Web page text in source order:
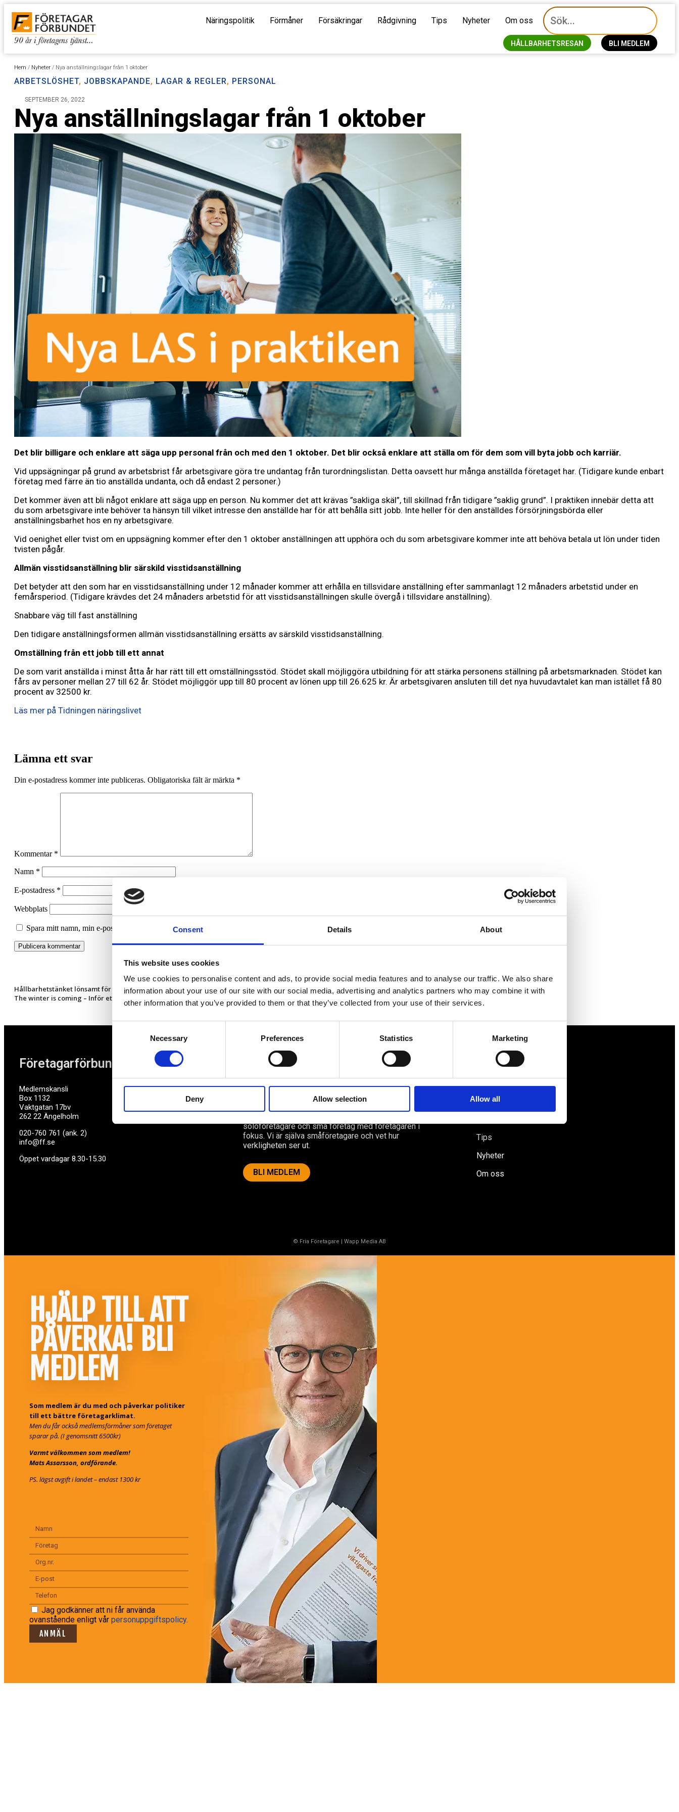
Consent Details About
This website uses cookies
We use cookies to personalise content and ads, to provide social media features and to analyse our traffic. We also share
information about your use of our site with our social media, advertising and analytics partners who may combine it with
other information that you’ve provided to them or that they’ve collected from your use of their services.
Consent
Necessary Preferences Statistics Marketing
Deny Allow selection Allow all
Näringspolitik Förmåner Försäkringar Rådgivning Tips Nyheter Om oss
HÅLLBARHETSRESAN BLI MEDLEM
Hem / Nyheter / Nya anställningslagar från 1 oktober
ARBETSLÖSHET, JOBBSKAPANDE, LAGAR & REGLER, PERSONAL
SEPTEMBER 26, 2022
Nya anställningslagar från 1 oktober
Det blir billigare och enklare att säga upp personal från och med den 1 oktober. Det blir också enklare att ställa om för dem som vill byta jobb och karriär.
Vid uppsägningar på grund av arbetsbrist får arbetsgivare göra tre undantag från turordningslistan. Detta oavsett hur många anställda företaget har. (Tidigare kunde enbart
företag med färre än tio anställda undanta, och då endast 2 personer.)
Det kommer även att bli något enklare att säga upp en person. Nu kommer det att krävas ”sakliga skäl”, till skillnad från tidigare ”saklig grund”. I praktiken innebär detta att
du som arbetsgivare inte behöver ta hänsyn till vilket intresse den anställde har för att behålla sitt jobb. Inte heller för den anställdes försörjningsbörda eller
anställningsbarhet hos en ny arbetsgivare.
Vid oenighet eller tvist om en uppsägning kommer efter den 1 oktober anställningen att upphöra och du som arbetsgivare kommer inte att behöva betala ut lön under tiden
tvisten pågår.
Allmän visstidsanställning blir särskild visstidsanställning
Det betyder att den som har en visstidsanställning under 12 månader kommer att erhålla en tillsvidare anställning efter sammanlagt 12 månaders arbetstid under en
femårsperiod. (Tidigare krävdes det 24 månaders arbetstid för att visstidsanställningen skulle övergå i tillsvidare anställning).
Snabbare väg till fast anställning
Den tidigare anställningsformen allmän visstidsanställning ersätts av särskild visstidsanställning.
Omställning från ett jobb till ett annat
De som varit anställda i minst åtta år har rätt till ett omställningsstöd. Stödet skall möjliggöra utbildning för att stärka personens ställning på arbetsmarknaden. Stödet kan
fårs av personer mellan 27 till 62 år. Stödet möjliggör upp till 80 procent av lönen upp till 26.625 kr. Är arbetsgivaren ansluten till det nya huvudavtalet kan man istället få 80
procent av 32500 kr.
Läs mer på Tidningen näringslivet
Lämna ett svar
Din e-postadress kommer inte publiceras. Obligatoriska fält är märkta *
Kommentar *
Namn *
E-postadress *
Webbplats
Spara mitt namn, min e-postadress och webbplats i denna webbläsare till nästa gång jag skriver en kommentar.
Hållbarhetstänket lönsamt för Fruktstereo
The winter is coming – Inför ett kostnadstak nu!￼
Företagarförbundet
Medlemskansli
Box 1132
Vaktgatan 17bv
262 22 Ängelholm
020-760 761 (ank. 2)
info@ff.se
Öppet vardagar 8.30-15.30
Av småföretagare, för småföretagare
Ett medlemskap späckat med
småföretagaranpassade medlemstjänster och
soloföretagare och små företag med företagaren i
fokus. Vi är själva småföretagare och vet hur
verkligheten ser ut.
BLI MEDLEM
Näringspolitik
Försäkringar
Tips
Nyheter
Om oss
© Fria Företagare | Wapp Media AB
HJÄLP TILL ATT
PÅVERKA! BLI
MEDLEM
Som medlem är du med och påverkar politiker
till ett bättre företagarklimat.
Men du får också medlemsförmåner som företaget
sparar på. (I genomsnitt 6500kr)
Varmt välkommen som medlem!
Mats Assarsson, ordförande.
PS. lägst avgift i landet – endast 1300 kr
Jag godkänner att ni får använda
ovanstående enligt vår personuppgiftspolicy.
ANMÄL